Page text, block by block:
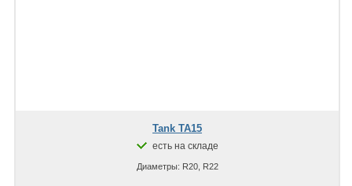
Tank TA15
есть на складе
Диаметры: R20, R22